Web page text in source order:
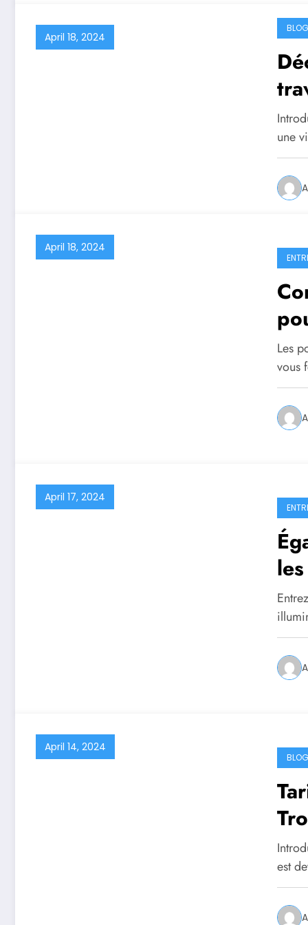
April 18, 2024
une
April 18, 2024
Les
vous
April 17, 2024
un
April 14, 2024
est